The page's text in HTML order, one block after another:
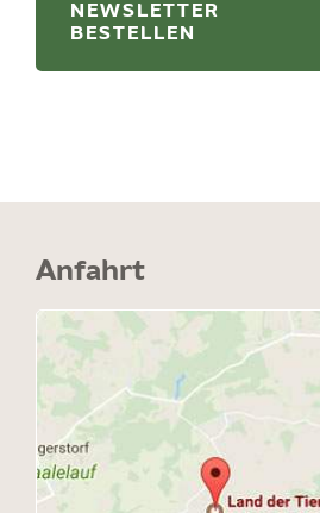
NEWSLETTER
BESTELLEN
Anfahrt